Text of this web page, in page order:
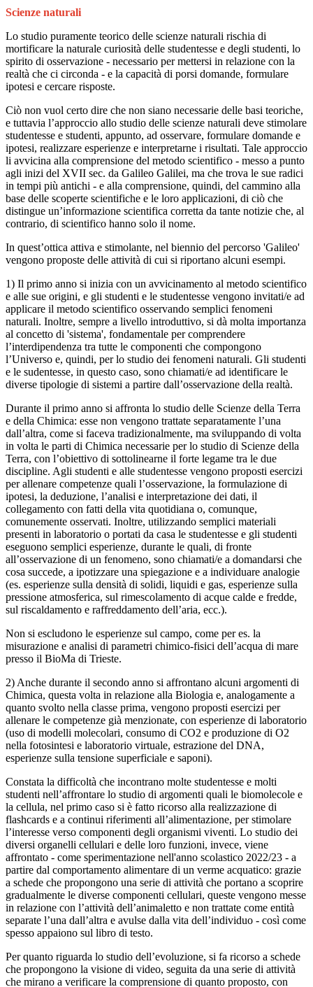
Scienze naturali
Lo studio puramente teorico delle scienze naturali rischia di
mortificare la naturale curiosità delle studentesse e degli studenti, lo
spirito di osservazione - necessario per mettersi in relazione con la
realtà che ci circonda - e la capacità di porsi domande, formulare
ipotesi e cercare risposte.
Ciò non vuol certo dire che non siano necessarie delle basi teoriche,
e tuttavia l’approccio allo studio delle scienze naturali deve stimolare
studentesse e studenti, appunto, ad osservare, formulare domande e
ipotesi, realizzare esperienze e interpretarne i risultati. Tale approccio
li avvicina alla comprensione del metodo scientifico - messo a punto
agli inizi del XVII sec. da Galileo Galilei, ma che trova le sue radici
in tempi più antichi - e alla comprensione, quindi, del cammino alla
base delle scoperte scientifiche e le loro applicazioni, di ciò che
distingue un’informazione scientifica corretta da tante notizie che, al
contrario, di scientifico hanno solo il nome.
In quest’ottica attiva e stimolante, nel biennio del percorso 'Galileo'
vengono proposte delle attività di cui si riportano alcuni esempi.
1) Il primo anno si inizia con un avvicinamento al metodo scientifico
e alle sue origini, e gli studenti e le studentesse vengono invitati/e ad
applicare il metodo scientifico osservando semplici fenomeni
naturali. Inoltre, sempre a livello introduttivo, si dà molta importanza
al concetto di 'sistema', fondamentale per comprendere
l’interdipendenza tra tutte le componenti che compongono
l’Universo e, quindi, per lo studio dei fenomeni naturali. Gli studenti
e le sudentesse, in questo caso, sono chiamati/e ad identificare le
diverse tipologie di sistemi a partire dall’osservazione della realtà.
Durante il primo anno si affronta lo studio delle Scienze della Terra
e della Chimica: esse non vengono trattate separatamente l’una
dall’altra, come si faceva tradizionalmente, ma sviluppando di volta
in volta le parti di Chimica necessarie per lo studio di Scienze della
Terra, con l’obiettivo di sottolinearne il forte legame tra le due
discipline. Agli studenti e alle studentesse vengono proposti esercizi
per allenare competenze quali l’osservazione, la formulazione di
ipotesi, la deduzione, l’analisi e interpretazione dei dati, il
collegamento con fatti della vita quotidiana o, comunque,
comunemente osservati. Inoltre, utilizzando semplici materiali
presenti in laboratorio o portati da casa le studentesse e gli studenti
eseguono semplici esperienze, durante le quali, di fronte
all’osservazione di un fenomeno, sono chiamati/e a domandarsi che
cosa succede, a ipotizzare una spiegazione e a individuare analogie
(es. esperienze sulla densità di solidi, liquidi e gas, esperienze sulla
pressione atmosferica, sul rimescolamento di acque calde e fredde,
sul riscaldamento e raffreddamento dell’aria, ecc.).
Non si escludono le esperienze sul campo, come per es. la
misurazione e analisi di parametri chimico-fisici dell’acqua di mare
presso il BioMa di Trieste.
2) Anche durante il secondo anno si affrontano alcuni argomenti di
Chimica, questa volta in relazione alla Biologia e, analogamente a
quanto svolto nella classe prima, vengono proposti esercizi per
allenare le competenze già menzionate, con esperienze di laboratorio
(uso di modelli molecolari, consumo di CO2 e produzione di O2
nella fotosintesi e laboratorio virtuale, estrazione del DNA,
esperienze sulla tensione superficiale e saponi).
Constata la difficoltà che incontrano molte studentesse e molti
studenti nell’affrontare lo studio di argomenti quali le biomolecole e
la cellula, nel primo caso si è fatto ricorso alla realizzazione di
flashcards e a continui riferimenti all’alimentazione, per stimolare
l’interesse verso componenti degli organismi viventi. Lo studio dei
diversi organelli cellulari e delle loro funzioni, invece, viene
affrontato - come sperimentazione nell'anno scolastico 2022/23 - a
partire dal comportamento alimentare di un verme acquatico: grazie
a schede che propongono una serie di attività che portano a scoprire
gradualmente le diverse componenti cellulari, queste vengono messe
in relazione con l’attività dell’animaletto e non trattate come entità
separate l’una dall’altra e avulse dalla vita dell’individuo - così come
spesso appaiono sul libro di testo.
Per quanto riguarda lo studio dell’evoluzione, si fa ricorso a schede
che propongono la visione di video, seguita da una serie di attività
che mirano a verificare la comprensione di quanto proposto, con